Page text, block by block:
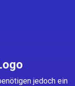
jedoch ein